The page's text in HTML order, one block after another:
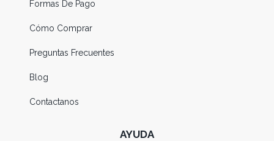
Formas De Pago
Cómo Comprar
Preguntas Frecuentes
Blog
Contactanos
AYUDA